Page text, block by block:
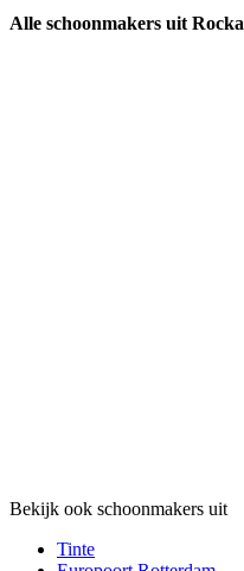
Alle schoonmakers uit
Bekijk ook schoonmakers uit
Tinte